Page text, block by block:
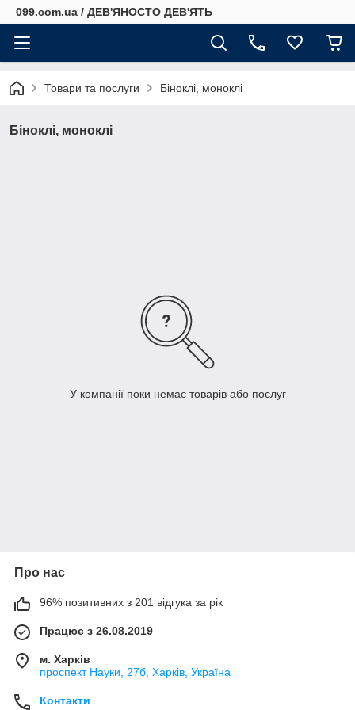
099.com.ua / ДЕВ'ЯНОСТО ДЕВ'ЯТЬ
Товари та послуги Біноклі, моноклі
Біноклі, моноклі
У компанії поки немає товарів або послуг
Про нас
96% позитивних з 201 відгука за рік
Працює з 26.08.2019
м. Харків
проспект Науки, 27б, Харків, Україна
Контакти